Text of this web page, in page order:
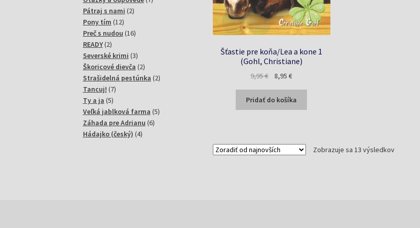
Šťastie pre koňa/Lea a kone 1
(Gohl, Christiane)
9,95€
Pôvodná
bola:
9,95 €.
8,95€Aktuálna
je:
8,95 €.
Pridať do košíka
Zobrazuje sa 13 výsledkovZoradené
Pátraj s nami 22
Pony tím 1212
produktov
Preč s nudou 1616
READY 22
produkty
Severské krimi 33
produkty
Škoricové dievča 22
produkty
Strašidelná pestúnka 22
Tancuj! 77
Ty a ja 55
produktov
Veľká jablková farma 55
Záhada pre Adrianu 66
Hádajko (český) 44